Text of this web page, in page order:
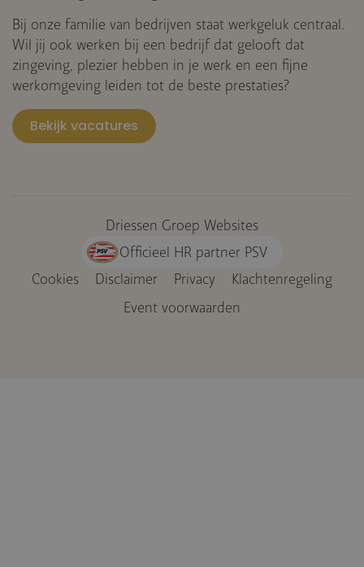
Bij onze familie van bedrijven staat werkgeluk centraal.
Wil jij ook werken bij een bedrijf dat gelooft dat
zingeving, plezier hebben in je werk en een fijne
werkomgeving leiden tot de beste prestaties?
Bekijk vacatures
Driessen Groep Websites
Officieel HR partner PSV
Cookies Disclaimer Privacy
Klachtenregeling
Event voorwaarden